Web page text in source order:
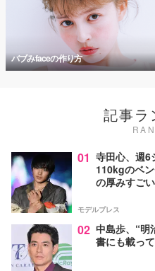
バブみfaceの作り方
記事ラ
01 寺田心、週
110kgのベ
の厚みすご
モデルプレス
02 中島歩、“明
書にも載っ